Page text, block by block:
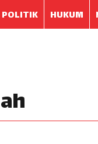
POLITIK HUKUM